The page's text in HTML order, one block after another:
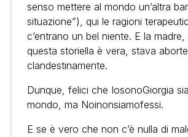
senso mettere al mondo un’altra
situazione”), qui le ragioni
c’entrano un bel niente. E la
questa storiella è vera, stava
clandestinamente.
Dunque, felici che IosonoGiorgia
mondo, ma Noinonsiamofessi.
E se è vero che non c’è nulla di